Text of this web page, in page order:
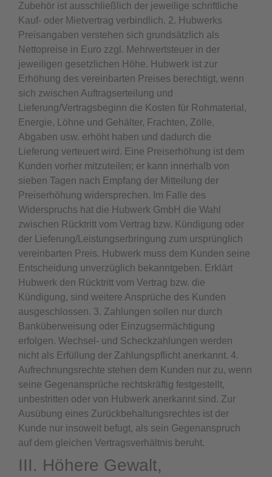
Zubehör ist ausschließlich der jeweilige schriftliche
Kauf- oder Mietvertrag verbindlich. 2. Hubwerks
Preisangaben verstehen sich grundsätzlich als
Nettopreise in Euro zzgl. Mehrwertsteuer in der
jeweiligen gesetzlichen Höhe. Hubwerk ist zur
Erhöhung des vereinbarten Preises berechtigt, wenn
sich zwischen Auftragserteilung und
Lieferung/Vertragsbeginn die Kosten für Rohmaterial,
Energie, Löhne und Gehälter, Frachten, Zölle,
Abgaben usw. erhöht haben und dadurch die
Lieferung verteuert wird. Eine Preiserhöhung ist dem
Kunden vorher mitzuteilen; er kann innerhalb von
sieben Tagen nach Empfang der Mitteilung der
Preiserhöhung widersprechen. Im Falle des
Widerspruchs hat die Hubwerk GmbH die Wahl
zwischen Rücktritt vom Vertrag bzw. Kündigung oder
der Lieferung/Leistungserbringung zum ursprünglich
vereinbarten Preis. Hubwerk muss dem Kunden seine
Entscheidung unverzüglich bekanntgeben. Erklärt
Hubwerk den Rücktritt vom Vertrag bzw. die
Kündigung, sind weitere Ansprüche des Kunden
ausgeschlossen. 3. Zahlungen sollen nur durch
Banküberweisung oder Einzugsermächtigung
erfolgen. Wechsel- und Scheckzahlungen werden
nicht als Erfüllung der Zahlungspflicht anerkannt. 4.
Aufrechnungsrechte stehen dem Kunden nur zu, wenn
seine Gegenansprüche rechtskräftig festgestellt,
unbestritten oder von Hubwerk anerkannt sind. Zur
Ausübung eines Zurückbehaltungsrechtes ist der
Kunde nur insoweit befugt, als sein Gegenanspruch
auf dem gleichen Vertragsverhältnis beruht.
III. Höhere Gewalt,